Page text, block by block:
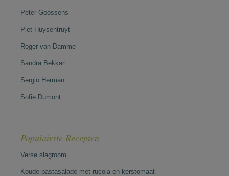
Peter Goossens
Piet Huysentruyt
Roger van Damme
Sandra Bekkari
Sergio Herman
Sofie Dumont
Populairste Recepten
Verse slagroom
Koude pastasalade met rucola en kerstomaat